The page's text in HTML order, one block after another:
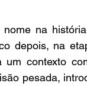
na
depois, na
contexto
pesada,